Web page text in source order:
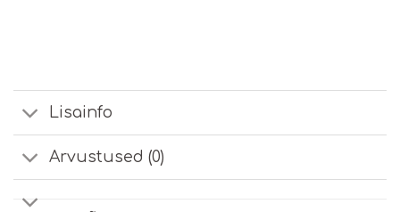
Lisainfo
Arvustused (0)